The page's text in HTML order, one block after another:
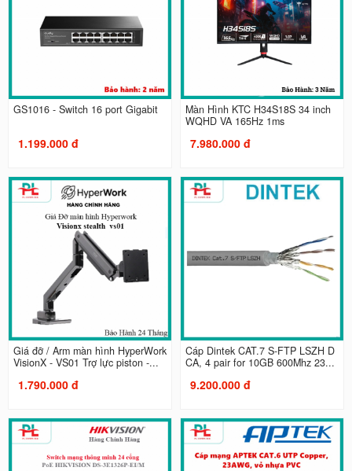
GS1016 - Switch 16 port Gigabit
1.199.000 đ
Màn Hình KTC H34S18S 34 inch
WQHD VA 165Hz 1ms
7.980.000 đ
Giá đỡ / Arm màn hình HyperWork
VisionX - VS01 Trợ lực piston -...
1.790.000 đ
Cáp Dintek CAT.7 S-FTP LSZH D
CA, 4 pair for 10GB 600Mhz 23...
9.200.000 đ